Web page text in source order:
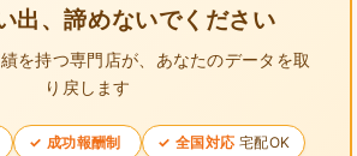
出、諦めないでください
を持つ専門店が、 あなたのデータを取
り戻します
成功報酬制 全国対応 宅配OK